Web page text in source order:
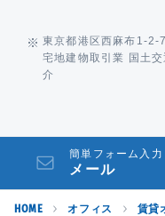
東京都港区西麻布1-
宅地建物取引業 国土
介
簡単フォーム入力
メール
HOME オフィス 賃貸